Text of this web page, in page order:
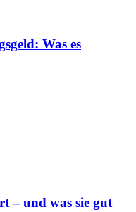
Was es
– und was sie gut